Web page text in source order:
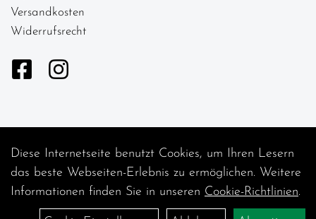
Versandkosten
Widerrufsrecht
Diese Internetseite benutzt Cookies, um Ihren Lesern
das beste Webseiten-Erlebnis zu ermöglichen. Weitere
Informationen finden Sie in unseren Cookie-Richtlinien.
Auftrag widerrufen